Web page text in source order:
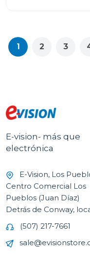
1 2 3
E-vision- más que
electrónica
E-Vision, Los
Centro Comercial Los
Pueblos (Juan Díaz)
Detrás de Conway,
(507) 217-7661